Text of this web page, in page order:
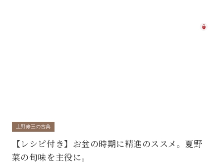
上野修三の古典
【レシピ付き】お盆の時期に精進のススメ。夏野
菜の旬味を主役に。